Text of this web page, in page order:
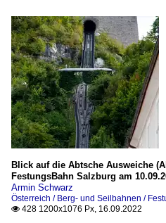
Blick auf die Abtsche Ausweiche
FestungsBahn Salzburg am
Armin Schwarz
Österreich / Berg- und Seilbahnen /
 428 1200x1076 Px, 16.09.2022